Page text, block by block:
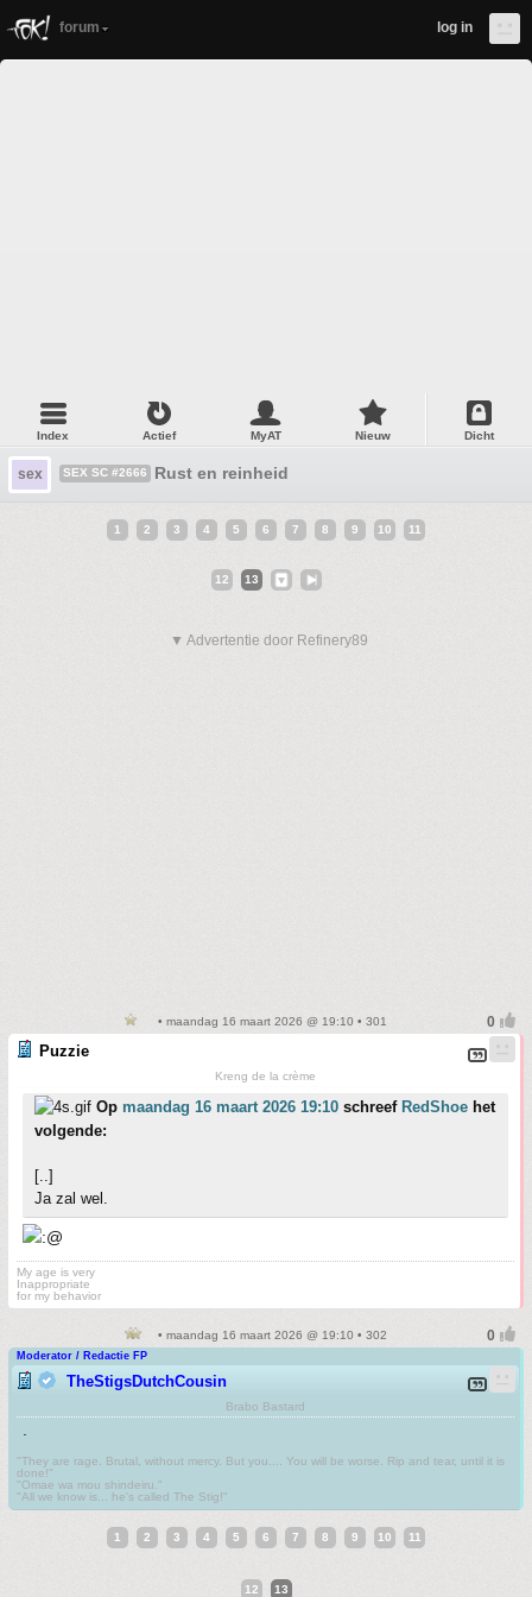
forum log in
Index Actief MyAT Nieuw Dicht
sex SEX SC #2666 Rust en reinheid
1 2 3 4 5 6 7 8 9 10 11
12 13
▼ Advertentie door Refinery89
• maandag 16 maart 2026 @ 19:10 • 301
Puzzie
Kreng de la crème
Op maandag 16 maart 2026 19:10 schreef RedShoe het
volgende:
[..]
Ja zal wel.
My age is very
Inappropriate
for my behavior
• maandag 16 maart 2026 @ 19:10 • 302
Moderator / Redactie FP
TheStigsDutchCousin
Brabo Bastard
"They are rage. Brutal, without mercy. But you.... You will be worse. Rip and tear, until it is
done!"
"Omae wa mou shindeiru."
"All we know is... he's called The Stig!"
1 2 3 4 5 6 7 8 9 10 11
12 13